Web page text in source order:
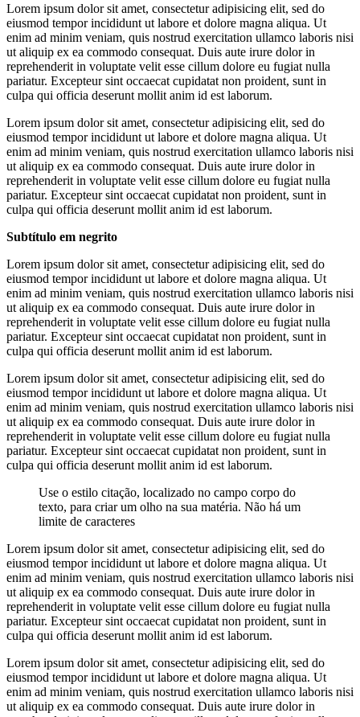
Lorem ipsum dolor sit amet, consectetur adipisicing elit, sed do
eiusmod tempor incididunt ut labore et dolore magna aliqua. Ut
enim ad minim veniam, quis nostrud exercitation ullamco laboris nisi
ut aliquip ex ea commodo consequat. Duis aute irure dolor in
reprehenderit in voluptate velit esse cillum dolore eu fugiat nulla
pariatur. Excepteur sint occaecat cupidatat non proident, sunt in
culpa qui officia deserunt mollit anim id est laborum.
Lorem ipsum dolor sit amet, consectetur adipisicing elit, sed do
eiusmod tempor incididunt ut labore et dolore magna aliqua. Ut
enim ad minim veniam, quis nostrud exercitation ullamco laboris nisi
ut aliquip ex ea commodo consequat. Duis aute irure dolor in
reprehenderit in voluptate velit esse cillum dolore eu fugiat nulla
pariatur. Excepteur sint occaecat cupidatat non proident, sunt in
culpa qui officia deserunt mollit anim id est laborum.
Subtítulo em negrito
Lorem ipsum dolor sit amet, consectetur adipisicing elit, sed do
eiusmod tempor incididunt ut labore et dolore magna aliqua. Ut
enim ad minim veniam, quis nostrud exercitation ullamco laboris nisi
ut aliquip ex ea commodo consequat. Duis aute irure dolor in
reprehenderit in voluptate velit esse cillum dolore eu fugiat nulla
pariatur. Excepteur sint occaecat cupidatat non proident, sunt in
culpa qui officia deserunt mollit anim id est laborum.
Lorem ipsum dolor sit amet, consectetur adipisicing elit, sed do
eiusmod tempor incididunt ut labore et dolore magna aliqua. Ut
enim ad minim veniam, quis nostrud exercitation ullamco laboris nisi
ut aliquip ex ea commodo consequat. Duis aute irure dolor in
reprehenderit in voluptate velit esse cillum dolore eu fugiat nulla
pariatur. Excepteur sint occaecat cupidatat non proident, sunt in
culpa qui officia deserunt mollit anim id est laborum.
Use o estilo citação, localizado no campo corpo do
texto, para criar um olho na sua matéria. Não há um
limite de caracteres
Lorem ipsum dolor sit amet, consectetur adipisicing elit, sed do
eiusmod tempor incididunt ut labore et dolore magna aliqua. Ut
enim ad minim veniam, quis nostrud exercitation ullamco laboris nisi
ut aliquip ex ea commodo consequat. Duis aute irure dolor in
reprehenderit in voluptate velit esse cillum dolore eu fugiat nulla
pariatur. Excepteur sint occaecat cupidatat non proident, sunt in
culpa qui officia deserunt mollit anim id est laborum.
Lorem ipsum dolor sit amet, consectetur adipisicing elit, sed do
eiusmod tempor incididunt ut labore et dolore magna aliqua. Ut
enim ad minim veniam, quis nostrud exercitation ullamco laboris nisi
ut aliquip ex ea commodo consequat. Duis aute irure dolor in